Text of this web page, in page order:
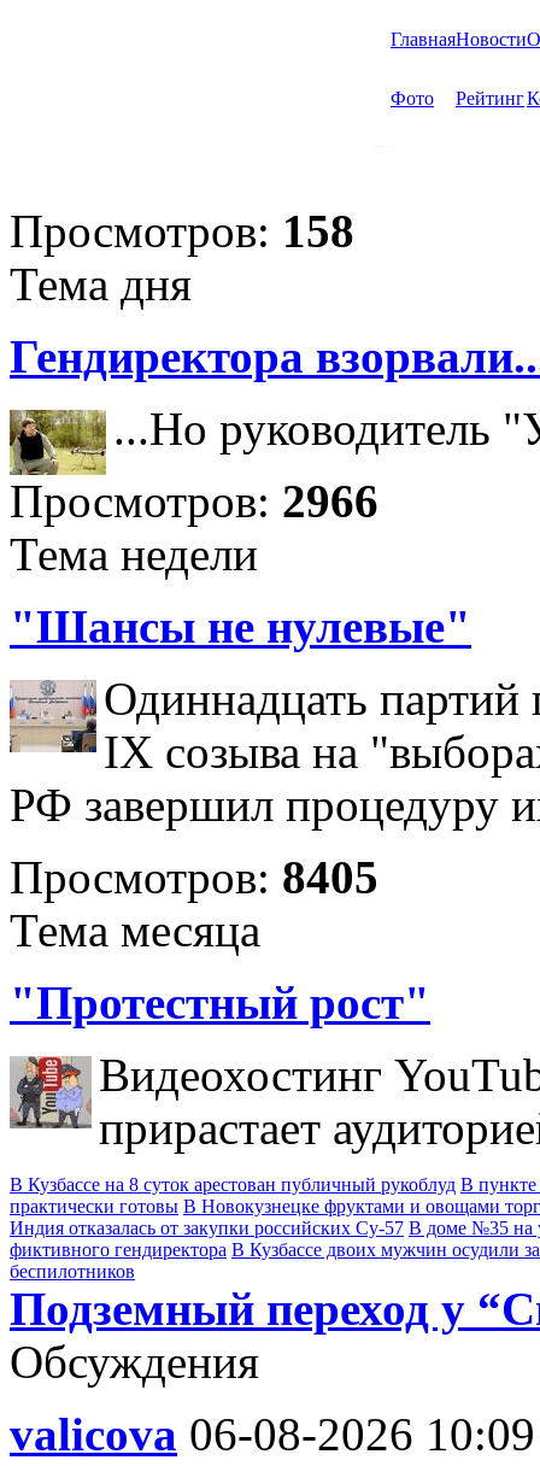
ГлавнаяНовости
Фото Рейтинг
Просмотров: 158
Тема дня
Гендиректора
...Но руководитель
Просмотров: 2966
Тема недели
"Шансы не нулевые"
Одиннадцать партий
IX созыва на
РФ завершил процедуру
Просмотров: 8405
Тема месяца
"Протестный рост"
Видеохостинг
прирастает
В Кузбассе на 8 суток арестован публичный рукоблуд В пункте
практически готовы В Новокузнецке фруктами и овощами
Индия отказалась от закупки российских Су-57 В доме №35 на
фиктивного гендиректора В Кузбассе двоих мужчин осудили
беспилотников
Подземный переход у
Обсуждения
valicova 06-08-2026 10:09